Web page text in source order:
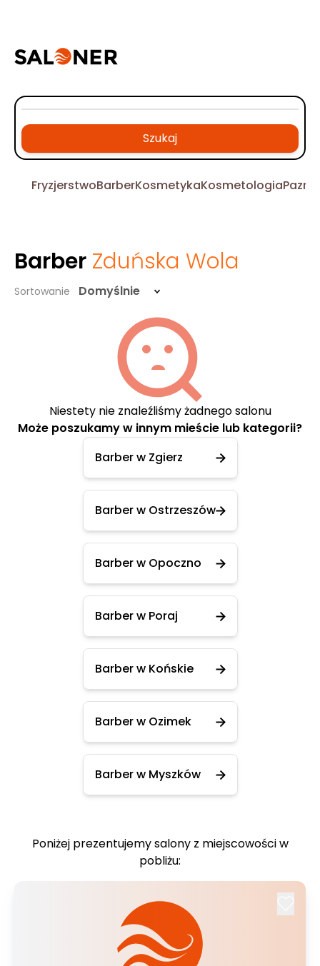
Szukaj
FryzjerstwoBarberKosmetykaKosmetologia
Barber Zduńska Wola
Sortowanie Domyślnie
Niestety nie znaleźliśmy żadnego salonu
Może poszukamy w innym mieście lub kategorii?
Barber w Zgierz
Barber w Ostrzeszów
Barber w Opoczno
Barber w Poraj
Barber w Końskie
Barber w Ozimek
Barber w Myszków
Poniżej prezentujemy salony z miejscowości w
pobliżu: